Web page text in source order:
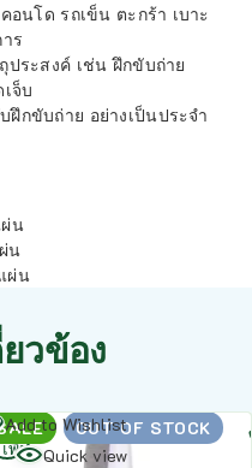
นโด รถเข็น ตะกร้า เบาะ
ร
ประสงค์ เช่น ฝึกขับถ่าย
จ็บ
กขับถ่าย อย่างเป็นประจำ
น
น
ผ่น
วข้อง
OUT OF STOCK
Add to Wishlist
Quick view
อ่าน
เพิ่ม